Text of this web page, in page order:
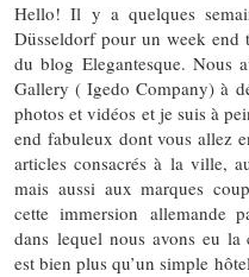
Hello! Il y a quelques
Düsseldorf pour un week end
du blog Elegantesque. Nous
Gallery ( Igedo Company) à
photos et vidéos et je suis à
end fabuleux dont vous allez
articles consacrés à la ville,
mais aussi aux marques
cette immersion allemande
dans lequel nous avons eu la
est bien plus qu’un simple